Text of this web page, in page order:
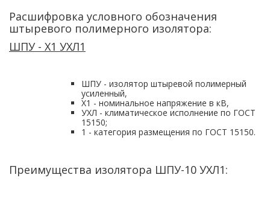
Расшифровка условного обозначения
штыревого полимерного изолятора:
ШПУ - Х1 УХЛ1
ШПУ - изолятор штыревой полимерный
усиленный,
Х1 - номинальное напряжение в кВ,
УХЛ - климатическое исполнение по ГОСТ
15150;
1 - категория размещения по ГОСТ 15150.
Преимущества изолятора ШПУ-10 УХЛ1: